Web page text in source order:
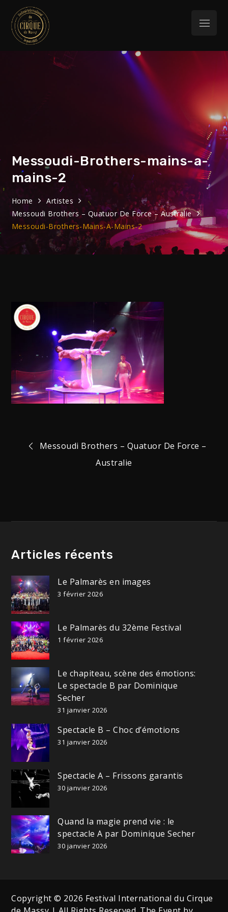
content
International du
Cirque de Massy
Menu
Messoudi-Brothers-mains-a-
mains-2
Home
Artistes
Messoudi Brothers – Quatuor De Force – Australie
Messoudi-Brothers-Mains-A-Mains-2
Navigation
Messoudi Brothers – Quatuor De Force –
Australie
Articles récents
Le Palmarès en images
3 février 2026
Le Palmarès du 32ème Festival
1 février 2026
Le chapiteau, scène des émotions:
Le spectacle B par Dominique
Secher
31 janvier 2026
Spectacle B – Choc d’émotions
31 janvier 2026
Spectacle A – Frissons garantis
30 janvier 2026
Quand la magie prend vie : le
spectacle A par Dominique Secher
30 janvier 2026
Copyright © 2026 Festival International du Cirque